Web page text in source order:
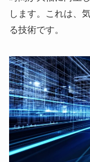
します。これは、
る技術です。